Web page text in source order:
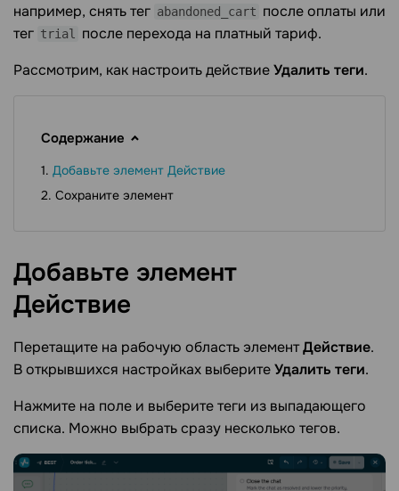
например, снять тег abandoned_cart после оплаты или
тег trial после перехода на платный тариф.
Рассмотрим, как настроить действиеУдалить теги.
Содержание
Добавьте элемент Действие
Сохраните элемент
Добавьте элемент
Действие
Перетащите на рабочую область элементДействие.
В открывшихся настройках выберитеУдалить теги.
Нажмите на поле и выберите теги из выпадающего
списка. Можно выбрать сразу несколько тегов.